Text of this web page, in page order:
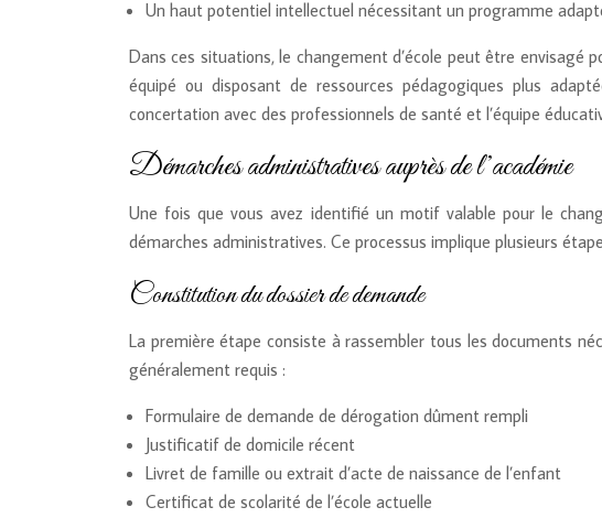
Un haut potentiel intellectuel nécessitant un programme
Dans ces situations, le changement d’école peut être envisagé
équipé ou disposant de ressources pédagogiques plus
concertation avec des professionnels de santé et l’équipe
Démarches administratives auprès de l’académie
Une fois que vous avez identifié un motif valable pour le
démarches administratives. Ce processus implique plusieurs
Constitution du dossier de demande
La première étape consiste à rassembler tous les documents
généralement requis :
Formulaire de demande de dérogation dûment rempli
Justificatif de domicile récent
Livret de famille ou extrait d’acte de naissance de l’enfant
Certificat de scolarité de l’école actuelle